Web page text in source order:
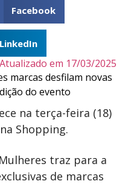
Facebook
LinkedIn
Atualizado em 17/03/2025
na terça-feira (18)
Shopping.
traz para a
de marcas